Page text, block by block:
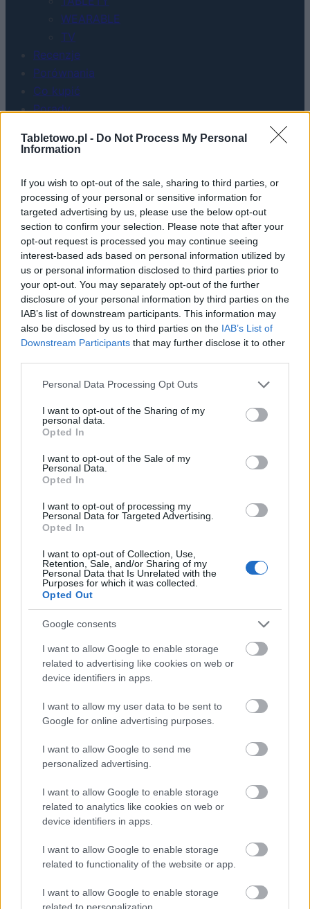
Tabletowo.pl - Do Not Process My Personal
Information
If you wish to opt-out of the sale, sharing to third parties, or
processing of your personal or sensitive information for
targeted advertising by us, please use the below opt-out
section to confirm your selection. Please note that after your
opt-out request is processed you may continue seeing
interest-based ads based on personal information utilized by
us or personal information disclosed to third parties prior to
your opt-out. You may separately opt-out of the further
disclosure of your personal information by third parties on the
IAB’s list of downstream participants. This information may
also be disclosed by us to third parties on the IAB’s List of
Downstream Participants that may further disclose it to other
Please note that this website/app uses one or more Google
not limited to your visit or usage behaviour. You may click to
grant or deny consent to Google and its third-party tags to
use your data for below specified purposes in below Google
consent section.
Personal Data Processing Opt Outs
I want to opt-out of the Sharing of my
personal data.
Opted In
I want to opt-out of the Sale of my
Personal Data.
Opted In
I want to opt-out of processing my
Personal Data for Targeted Advertising.
Opted In
I want to opt-out of Collection, Use,
Retention, Sale, and/or Sharing of my
Personal Data that Is Unrelated with the
Purposes for which it was collected.
Opted Out
Google consents
I want to allow Google to enable storage
related to advertising like cookies on web or
device identifiers in apps.
I want to allow my user data to be sent to
Google for online advertising purposes.
I want to allow Google to send me
personalized advertising.
I want to allow Google to enable storage
related to analytics like cookies on web or
device identifiers in apps.
I want to allow Google to enable storage
related to functionality of the website or app.
I want to allow Google to enable storage
related to personalization.
WEARABLE
TV
Recenzje
Porównania
Co kupić
Porady
FinTech
Moto
Gaming
AI
Redakcja
Reklama
Kontakt
SMARTFONY
TABLETY
WEARABLE
TV
Recenzje
Porównania
Co kupić
Porady
Promocje
FinTech
Hardware PC
Moto
Gaming
Redakcja
Kontakt